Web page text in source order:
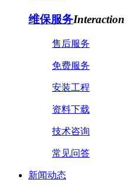
维保服务Interaction
售后服务
免费服务
安装工程
资料下载
技术咨询
常见问答
新闻动态